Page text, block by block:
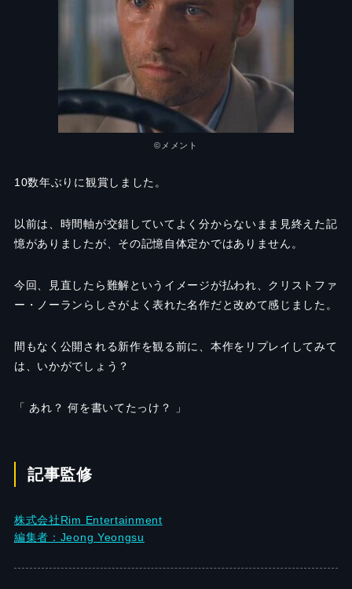
©メメント
10数年ぶりに観賞しました。
以前は、時間軸が交錯していてよく分からないまま見終えた記
憶がありましたが、その記憶自体定かではありません。
今回、見直したら難解というイメージが払われ、クリストファ
ー・ノーランらしさがよく表れた名作だと改めて感じました。
間もなく公開される新作を観る前に、本作をリプレイしてみて
は、いかがでしょう？
「 あれ？ 何を書いてたっけ？ 」
記事監修
株式会社Rim Entertainment
編集者：Jeong Yeongsu